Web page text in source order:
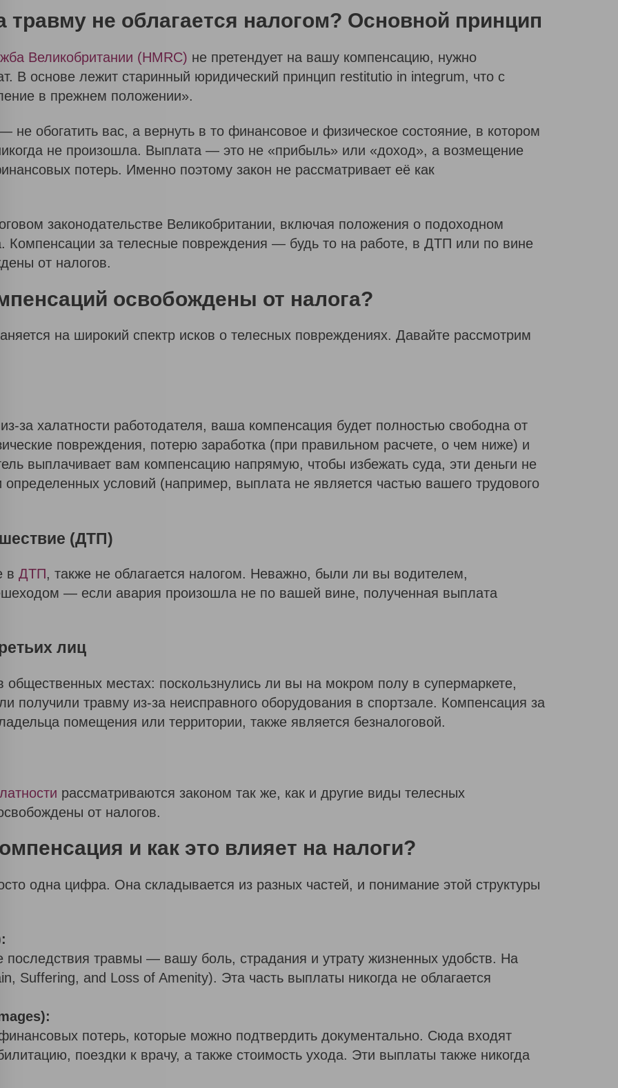
Закажите обратный звонок
травму не облагается налогом? Основной принцип
Великобритании (HMRC) не претендует на вашу компенсацию, нужно
В основе лежит старинный юридический принцип restitutio in integrum, что с
в прежнем положении».
не обогатить вас, а вернуть в то финансовое и физическое состояние, в котором
не произошла. Выплата — это не «прибыль» или «доход», а возмещение
потерь. Именно поэтому закон не рассматривает её как
законодательстве Великобритании, включая положения о подоходном
Компенсации за телесные повреждения — будь то на работе, в ДТП или по вине
от налогов.
освобождены от налога?
на широкий спектр исков о телесных повреждениях. Давайте рассмотрим
из-за халатности работодателя, ваша компенсация будет полностью свободна от
повреждения, потерю заработка (при правильном расчете, о чем ниже) и
выплачивает вам компенсацию напрямую, чтобы избежать суда, эти деньги не
определенных условий (например, выплата не является частью вашего трудового
(ДТП)
в ДТП, также не облагается налогом. Неважно, были ли вы водителем,
— если авария произошла не по вашей вине, полученная выплата
лиц
общественных местах: поскользнулись ли вы на мокром полу в супермаркете,
получили травму из-за неисправного оборудования в спортзале. Компенсация за
помещения или территории, также является безналоговой.
рассматриваются законом так же, как и другие виды телесных
от налогов.
и как это влияет на налоги?
одна цифра. Она складывается из разных частей, и понимание этой структуры
последствия травмы — вашу боль, страдания и утрату жизненных удобств. На
Suffering, and Loss of Amenity). Эта часть выплаты никогда не облагается
потерь, которые можно подтвердить документально. Сюда входят
поездки к врачу, а также стоимость ухода. Эти выплаты также никогда